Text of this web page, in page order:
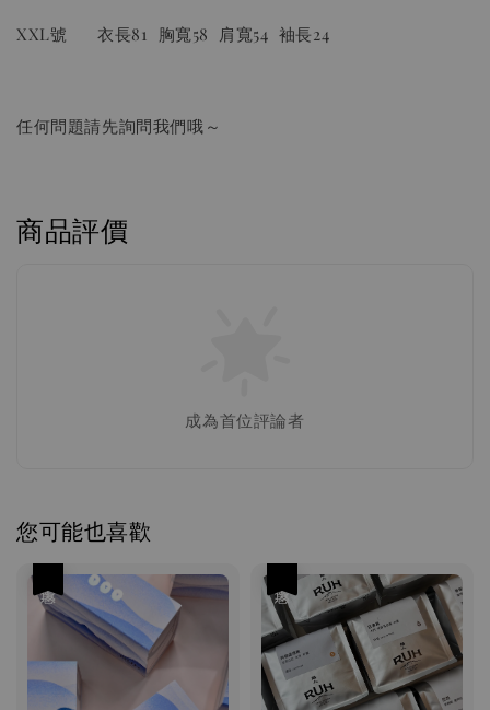
手沖 濾紙 | Hario V60 02濾紙(2-4人份) 100張
NT$ 80
NT$ 100
- +
加入購物車
XXL號 衣長81 胸寬58 肩寬54 袖長24
任何問題請先詢問我們哦～
商品評價
成為首位評論者
您可能也喜歡